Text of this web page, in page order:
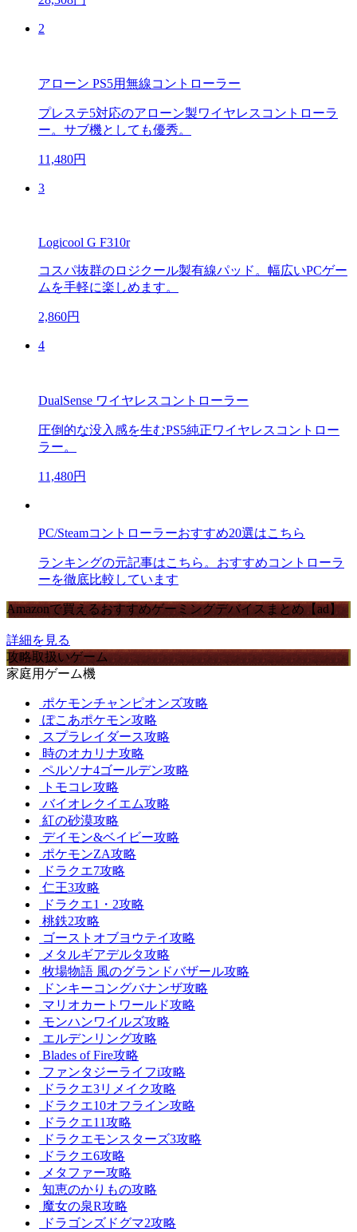
2
アローン PS5用無線コントローラー
プレステ5対応のアローン製ワイヤレスコントローラ
ー。サブ機としても優秀。
11,480円
3
Logicool G F310r
コスパ抜群のロジクール製有線パッド。幅広いPCゲー
ムを手軽に楽しめます。
2,860円
4
DualSense ワイヤレスコントローラー
圧倒的な没入感を生むPS5純正ワイヤレスコントロー
ラー。
11,480円
PC/Steamコントローラーおすすめ20選はこちら
ランキングの元記事はこちら。おすすめコントローラ
ーを徹底比較しています
Amazonで買えるおすすめゲーミングデバイスまとめ【ad】
詳細を見る
攻略取扱いゲーム
家庭用ゲーム機
ポケモンチャンピオンズ攻略
ぽこあポケモン攻略
スプラレイダース攻略
時のオカリナ攻略
ペルソナ4ゴールデン攻略
トモコレ攻略
バイオレクイエム攻略
紅の砂漠攻略
デイモン&ベイビー攻略
ポケモンZA攻略
ドラクエ7攻略
仁王3攻略
ドラクエ1・2攻略
桃鉄2攻略
ゴーストオブヨウテイ攻略
メタルギアデルタ攻略
牧場物語 風のグランドバザール攻略
ドンキーコングバナンザ攻略
マリオカートワールド攻略
モンハンワイルズ攻略
エルデンリング攻略
Blades of Fire攻略
ファンタジーライフi攻略
ドラクエ3リメイク攻略
ドラクエ10オフライン攻略
ドラクエ11攻略
ドラクエモンスターズ3攻略
ドラクエ6攻略
メタファー攻略
知恵のかりもの攻略
魔女の泉R攻略
ドラゴンズドグマ2攻略